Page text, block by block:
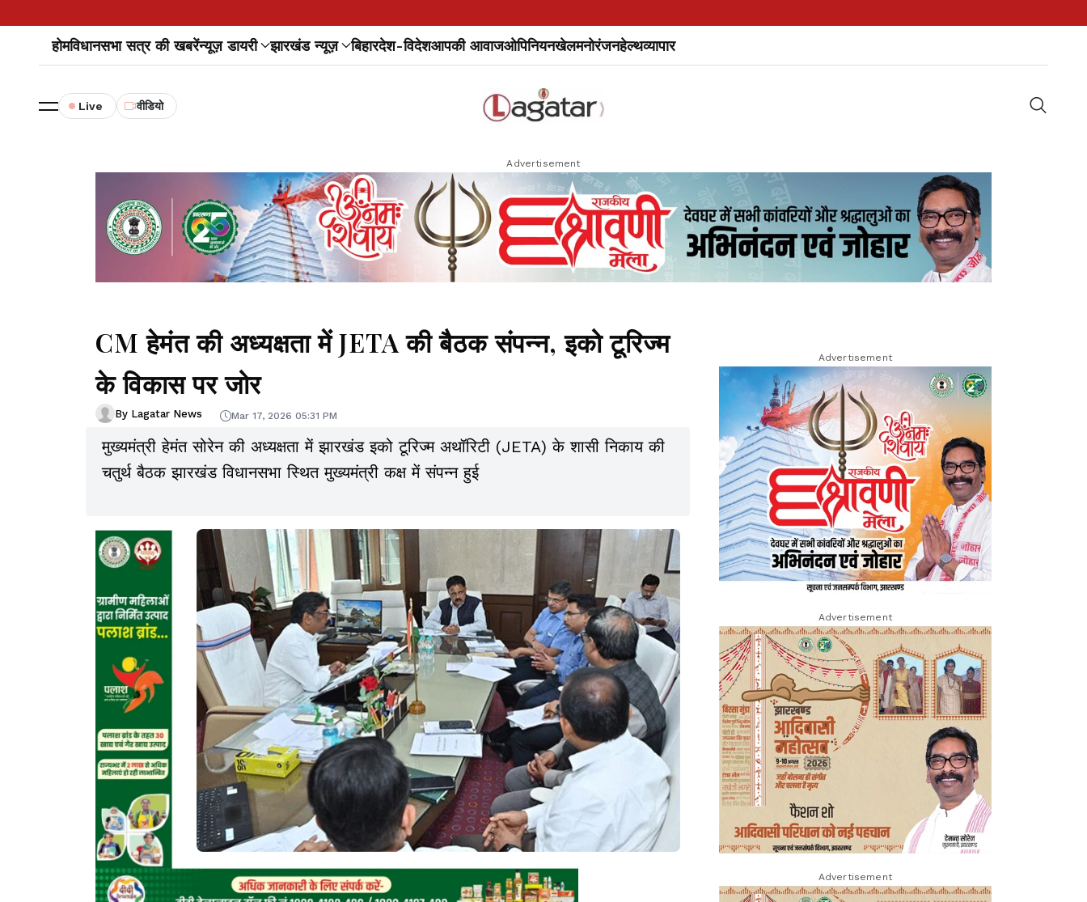
होमविधानसभा सत्र की खबरेंन्यूज़ डायरी झारखंड न्यूज़ बिहारदेश-विदेशआपकी आवाजओपिनियनखेलमनोरंजनहेल्थव्यापार
Live वीडियो
Advertisement
CM हेमंत की अध्यक्षता में JETA की बैठक संपन्न, इको टूरिज्म
के विकास पर जोर
By Lagatar News Mar 17, 2026 05:31 PM
मुख्यमंत्री हेमंत सोरेन की अध्यक्षता में झारखंड इको टूरिज्म अथॉरिटी (JETA) के शासी निकाय की
चतुर्थ बैठक झारखंड विधानसभा स्थित मुख्यमंत्री कक्ष में संपन्न हुई
Advertisement
Advertisement
Advertisement